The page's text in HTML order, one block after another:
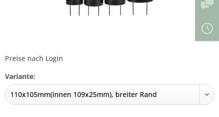
Preise nach Login
Variante: